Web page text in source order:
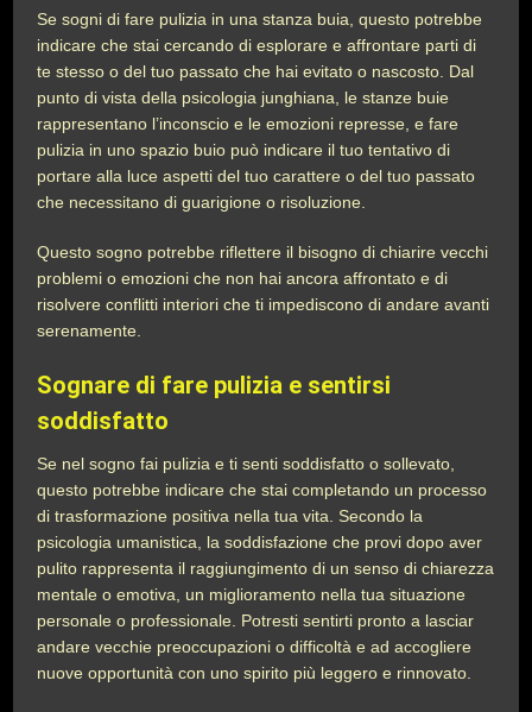
Se sogni di fare pulizia in una stanza buia, questo potrebbe
indicare che stai cercando di esplorare e affrontare parti di
te stesso o del tuo passato che hai evitato o nascosto. Dal
punto di vista della psicologia junghiana, le stanze buie
rappresentano l’inconscio e le emozioni represse, e fare
pulizia in uno spazio buio può indicare il tuo tentativo di
portare alla luce aspetti del tuo carattere o del tuo passato
che necessitano di guarigione o risoluzione.
Questo sogno potrebbe riflettere il bisogno di chiarire vecchi
problemi o emozioni che non hai ancora affrontato e di
risolvere conflitti interiori che ti impediscono di andare avanti
serenamente.
Sognare di fare pulizia e sentirsi
soddisfatto
Se nel sogno fai pulizia e ti senti soddisfatto o sollevato,
questo potrebbe indicare che stai completando un processo
di trasformazione positiva nella tua vita. Secondo la
psicologia umanistica, la soddisfazione che provi dopo aver
pulito rappresenta il raggiungimento di un senso di chiarezza
mentale o emotiva, un miglioramento nella tua situazione
personale o professionale. Potresti sentirti pronto a lasciar
andare vecchie preoccupazioni o difficoltà e ad accogliere
nuove opportunità con uno spirito più leggero e rinnovato.